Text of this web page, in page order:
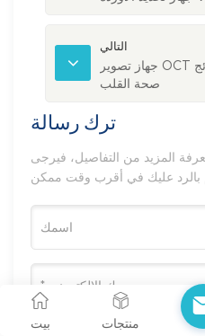
التالي
جهاز تصوير OCT داخل الأوعية الدموية يعزز نتائج
صحة القلب
ترك رسالة
المزيد من التفاصيل، فيرجى
بيت منتجات